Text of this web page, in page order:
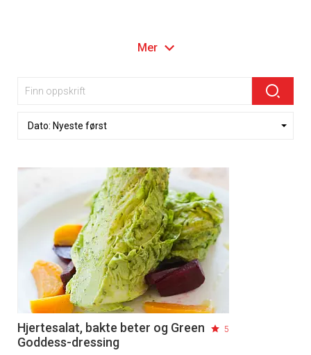
Mer
Hjertesalat, bakte beter og Green
Goddess-dressing
5